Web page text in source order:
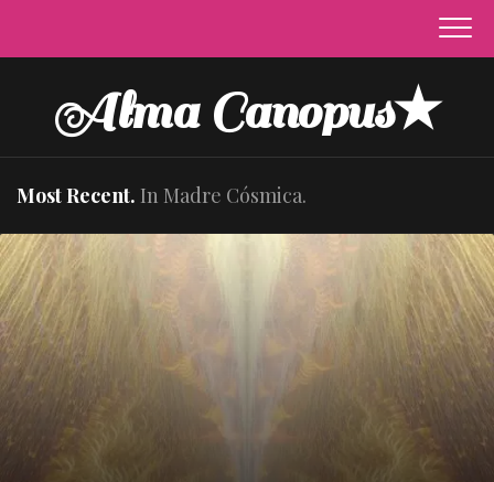
content
Alma Canopus★
Most Recent. In Madre Cósmica.